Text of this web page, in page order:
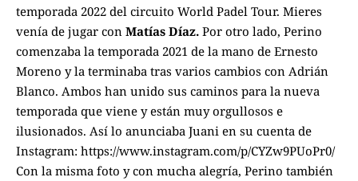
temporada 2022 del circuito World Padel Tour. Mieres
venía de jugar con Matías Díaz. Por otro lado, Perino
comenzaba la temporada 2021 de la mano de Ernesto
Moreno y la terminaba tras varios cambios con Adrián
Blanco. Ambos han unido sus caminos para la nueva
temporada que viene y están muy orgullosos e
ilusionados. Así lo anunciaba Juani en su cuenta de
Instagram: https://www.instagram.com/p/CYZw9PUoPr0/
Con la misma foto y con mucha alegría, Perino también